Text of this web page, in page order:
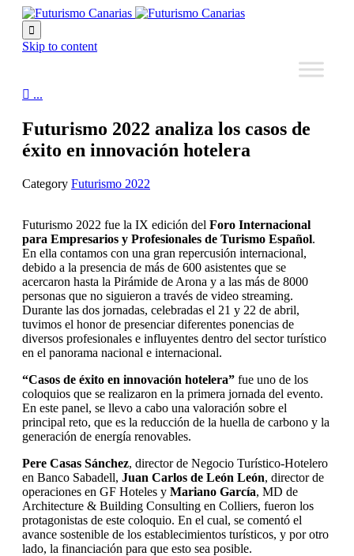

Skip to content
 ...
Futurismo 2022 analiza los casos de
éxito en innovación hotelera
Category Futurismo 2022
Futurismo 2022 fue la IX edición del Foro Internacional
para Empresarios y Profesionales de Turismo Español.
En ella contamos con una gran repercusión internacional,
debido a la presencia de más de 600 asistentes que se
acercaron hasta la Pirámide de Arona y a las más de 8000
personas que no siguieron a través de video streaming.
Durante las dos jornadas, celebradas el 21 y 22 de abril,
tuvimos el honor de presenciar diferentes ponencias de
diversos profesionales e influyentes dentro del sector turístico
en el panorama nacional e internacional.
“Casos de éxito en innovación hotelera” fue uno de los
coloquios que se realizaron en la primera jornada del evento.
En este panel, se llevo a cabo una valoración sobre el
principal reto, que es la reducción de la huella de carbono y la
generación de energía renovables.
Pere Casas Sánchez, director de Negocio Turístico-Hotelero
en Banco Sabadell, Juan Carlos de León León, director de
operaciones en GF Hoteles y Mariano García, MD de
Architecture & Building Consulting en Colliers, fueron los
protagonistas de este coloquio. En el cual, se comentó el
avance sostenible de los establecimientos turísticos, y por otro
lado, la financiación para que esto sea posible.